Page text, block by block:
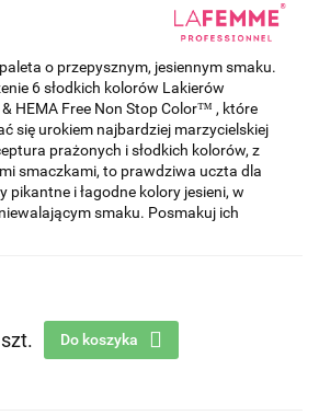
o przepysznym, jesiennym smaku.
6 słodkich kolorów Lakierów
HEMA Free Non Stop Color™ , które
się urokiem najbardziej marzycielskiej
prażonych i słodkich kolorów, z
smaczkami, to prawdziwa uczta dla
pikantne i łagodne kolory jesieni, w
smaku. Posmakuj ich
szt. Do koszyka